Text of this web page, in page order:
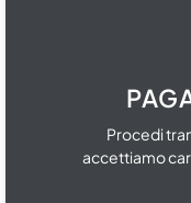
Procedi
accettiamo